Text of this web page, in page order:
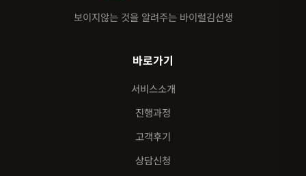
보이지않는 것을 알려주는 바이럴김선생
바로가기
서비스소개
진행과정
고객후기
상담신청